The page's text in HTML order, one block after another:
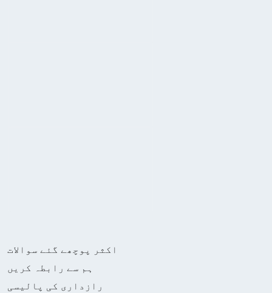
اکثر پوچھے گئے سوالات
ہم سے رابطہ کریں
رازداری کی پالیسی